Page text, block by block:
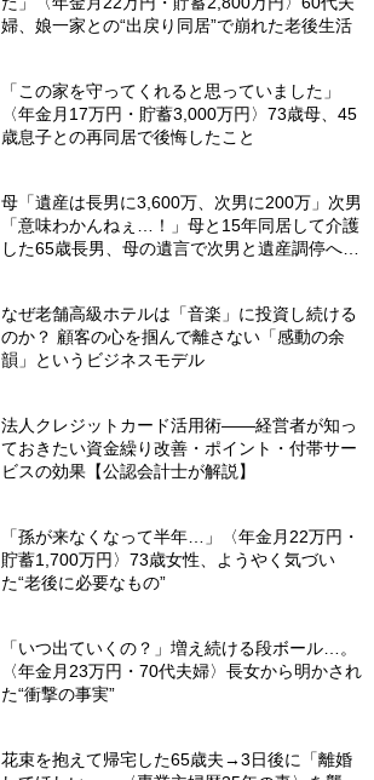
婦、娘一家との“出戻り同居”で崩れた老後生活
「この家を守ってくれると思っていました」
〈年金月17万円・貯蓄3,000万円〉73歳母、45
歳息子との再同居で後悔したこと
母「遺産は長男に3,600万、次男に200万」次男
「意味わかんねぇ…！」母と15年同居して介護
した65歳長男、母の遺言で次男と遺産調停へ＜
なぜ老舗高級ホテルは「音楽」に投資し続ける
のか？ 顧客の心を掴んで離さない「感動の余
韻」というビジネスモデル
法人クレジットカード活用術――経営者が知っ
ておきたい資金繰り改善・ポイント・付帯サー
ビスの効果【公認会計士が解説】
「孫が来なくなって半年…」〈年金月22万円・
貯蓄1,700万円〉73歳女性、ようやく気づい
た“老後に必要なもの”
「いつ出ていくの？」増え続ける段ボール…。
〈年金月23万円・70代夫婦〉長女から明かされ
た“衝撃の事実”
花束を抱えて帰宅した65歳夫→3日後に「離婚